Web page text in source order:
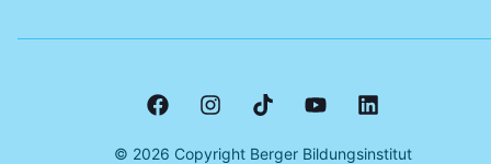
© 2026 Copyright Berger Bildungsinstitut